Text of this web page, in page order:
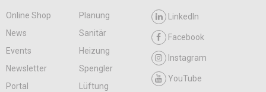
Online Shop
Planung
News
Sanitär
Events
Heizung
Newsletter
Spengler
Portal
Lüftung
LinkedIn
Facebook
Instagram
YouTube